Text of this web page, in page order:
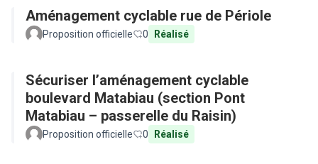
Aménagement cyclable rue de Périole
Proposition officielle 0 Réalisé
Sécuriser l’aménagement cyclable
boulevard Matabiau (section Pont
Matabiau – passerelle du Raisin)
Proposition officielle 0 Réalisé